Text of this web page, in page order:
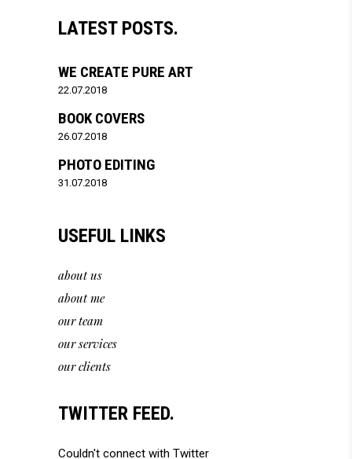
LATEST POSTS.
WE CREATE PURE ART
22.07.2018
BOOK COVERS
26.07.2018
PHOTO EDITING
31.07.2018
USEFUL LINKS
about us
about me
our team
our services
our clients
TWITTER FEED.
Couldn't connect with Twitter